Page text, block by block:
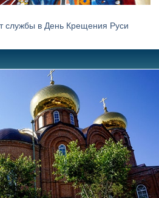
службы в День Крещения Руси